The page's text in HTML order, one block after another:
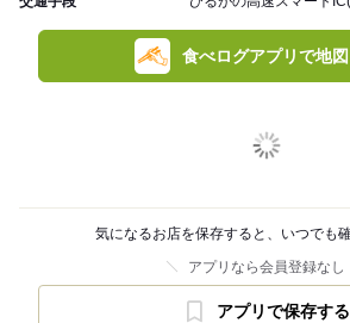
食べログアプリで地図
気になるお店を保存すると、いつでも
アプリなら会員登録なし
アプリで保存する